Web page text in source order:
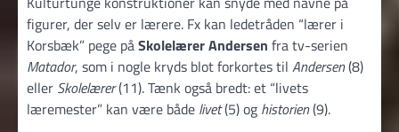
figurer, der selv er lærere. Fx kan ledetråden “lærer i
Korsbæk” pege påSkolelærer Andersen fra tv-serien
Matador, som i nogle kryds blot forkortes til Andersen(8)
eller Skolelærer(11). Tænk også bredt: et “livets
læremester” kan være både livet(5) og historien(9).